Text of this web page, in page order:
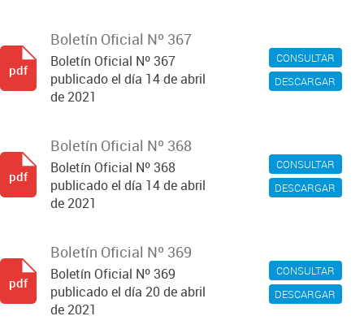
CONSULTAR
DESCARGAR
Boletín Oficial Nº 367
Boletín Oficial Nº 367
publicado el día 14 de abril
de 2021
pdf
CONSULTAR
DESCARGAR
Boletín Oficial Nº 368
Boletín Oficial Nº 368
publicado el día 14 de abril
de 2021
pdf
CONSULTAR
DESCARGAR
Boletín Oficial Nº 369
Boletín Oficial Nº 369
publicado el día 20 de abril
de 2021
pdf